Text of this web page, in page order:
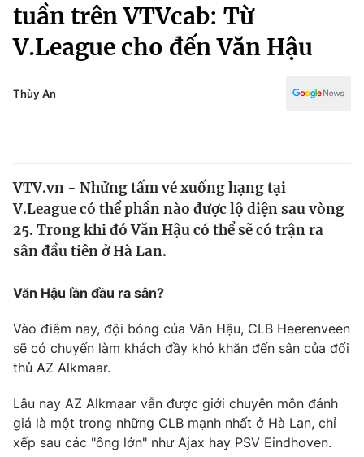
Chính trị
Xã hội
Pháp luật
Thế giới
Tin tức
Thế giới đó đây
Câu chuyện quốc tế
Kinh tế
Góc doanh nghiệp
Dữ liệu và đời sống
Truyền hình
Phim VTV
Hậu trường
Nhân vật
Điện ảnh
Âm nhạc
Đời sống
Truyền hình
Văn hóa - Giải trí
Y tế
tuần trên VTVcab: Từ
V.League cho đến Văn Hậu
Thùy An
VTV.vn - Những tấm vé xuống hạng tại
V.League có thể phần nào được lộ diện sau vòng
25. Trong khi đó Văn Hậu có thể sẽ có trận ra
sân đầu tiên ở Hà Lan.
Văn Hậu lần đầu ra sân?
Vào điêm nay, đội bóng của Văn Hậu, CLB Heerenveen
sẽ có chuyến làm khách đầy khó khăn đến sân của đối
thủ AZ Alkmaar.
Lâu nay AZ Alkmaar vẫn được giới chuyên môn đánh
giá là một trong những CLB mạnh nhất ở Hà Lan, chỉ
xếp sau các "ông lớn" như Ajax hay PSV Eindhoven.